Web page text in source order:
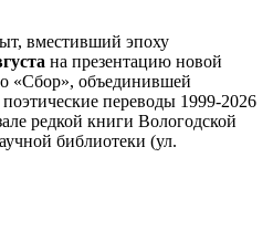
на презентацию новой
«Сбор», объединившей
переводы 1999-2026
редкой книги Вологодской
библиотеки (ул.